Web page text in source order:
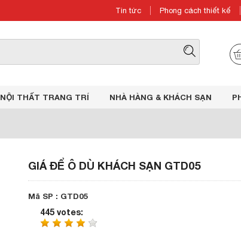
Tin tức Phong cách thiết kế
NỘI THẤT TRANG TRÍ NHÀ HÀNG & KHÁCH SẠN
GIÁ ĐỂ Ô DÙ KHÁCH SẠN GTD05
Mã SP : GTD05
445 votes: